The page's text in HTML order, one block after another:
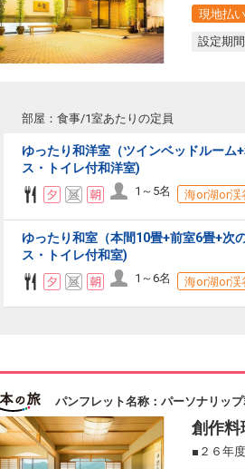
現地払い
設定期間
部屋：食事/1室あたりの定員
ゆったり和洋室（ツインベッドルーム
ス・トイレ付和洋室)
1～5名 海or湖or渓
ゆったり和室（本間10畳+前室6畳+次
ス・トイレ付和室)
1～6名 海or湖or渓
パンフレット名称：パーソナリッ
創作料
■２６年